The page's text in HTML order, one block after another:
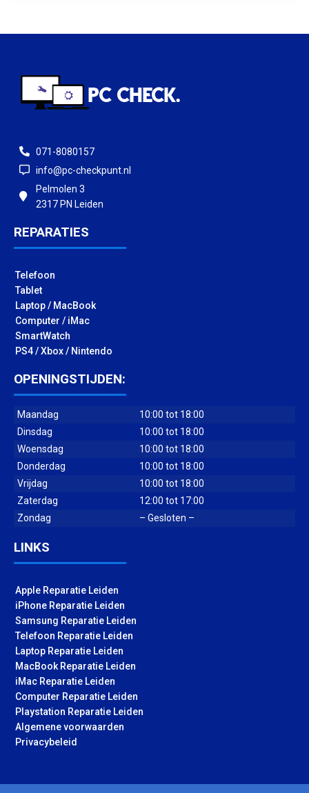
071-8080157
info@pc-checkpunt.nl
Pelmolen 3
2317 PN Leiden
REPARATIES
Telefoon
Tablet
Laptop / MacBook
Computer / iMac
SmartWatch
PS4 / Xbox / Nintendo
OPENINGSTIJDEN:
Maandag
10:00 tot 18:00
Dinsdag
10:00 tot 18:00
Woensdag
10:00 tot 18:00
Donderdag
10:00 tot 18:00
Vrijdag
10:00 tot 18:00
Zaterdag
12:00 tot 17:00
Zondag
– Gesloten –
LINKS
Apple Reparatie Leiden
iPhone Reparatie Leiden
Samsung Reparatie Leiden
Telefoon Reparatie Leiden
Laptop Reparatie Leiden
MacBook Reparatie Leiden
iMac Reparatie Leiden
Computer Reparatie Leiden
Playstation Reparatie Leiden
Algemene voorwaarden
Privacybeleid